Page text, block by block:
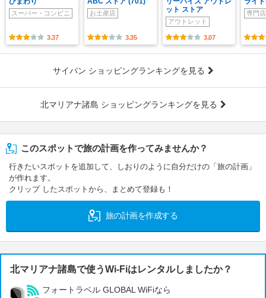
スーパー・コンビニ
3.37
お土産店
3.35
ット ストア
アウトレット
3.07
専門店
サイパン ショッピングランキングを見る
北マリアナ諸島 ショッピングランキングを見る
このスポットで旅の計画を作ってみませんか？
行きたいスポットを追加して、しおりのように自分だけの「旅の計画」
が作れます。
クリップ したスポットから、まとめて登録も！
旅の計画を作成する
北マリアナ諸島で使うWi-Fiはレンタルしましたか？
フォートラベル GLOBAL WiFiなら